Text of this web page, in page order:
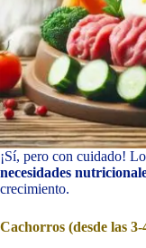
¡Sí, pero con cuidado!
necesidades
crecimiento.
Cachorros (desde las 3-